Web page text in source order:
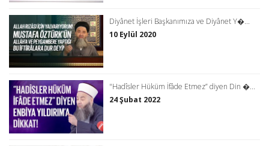
Diyânet İşleri Başkanımıza ve Diyânet Y�...
10 Eylül 2020
"Hadîsler Hüküm İfâde Etmez” diyen Din �...
24 Şubat 2022